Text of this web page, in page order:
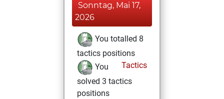
Sonntag, Mai 17,
2026
You totalled 8
tactics positions
Tactics
You
solved 3 tactics
positions